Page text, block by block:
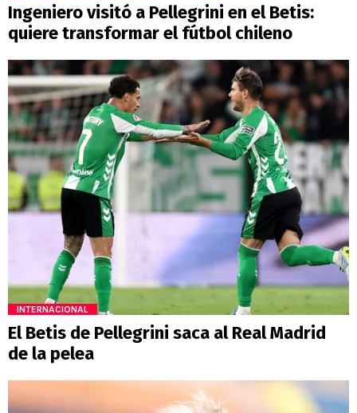
Ingeniero visitó a Pellegrini en el Betis:
quiere transformar el fútbol chileno
INTERNACIONAL
El Betis de Pellegrini saca al Real Madrid
de la pelea